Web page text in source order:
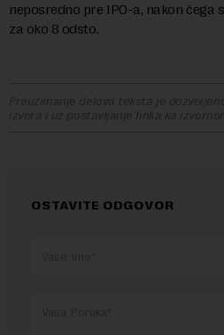
neposredno pre IPO-a, nakon čega
za oko 8 odsto.
Preuzimanje delova teksta je
izvora i uz postavljanje linka ka
OSTAVITE ODGOVOR